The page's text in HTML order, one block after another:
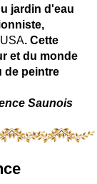
jardin d'eau
. Cette
et du monde
de peintre
Saunois